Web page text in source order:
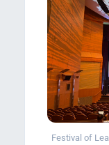
Festival of